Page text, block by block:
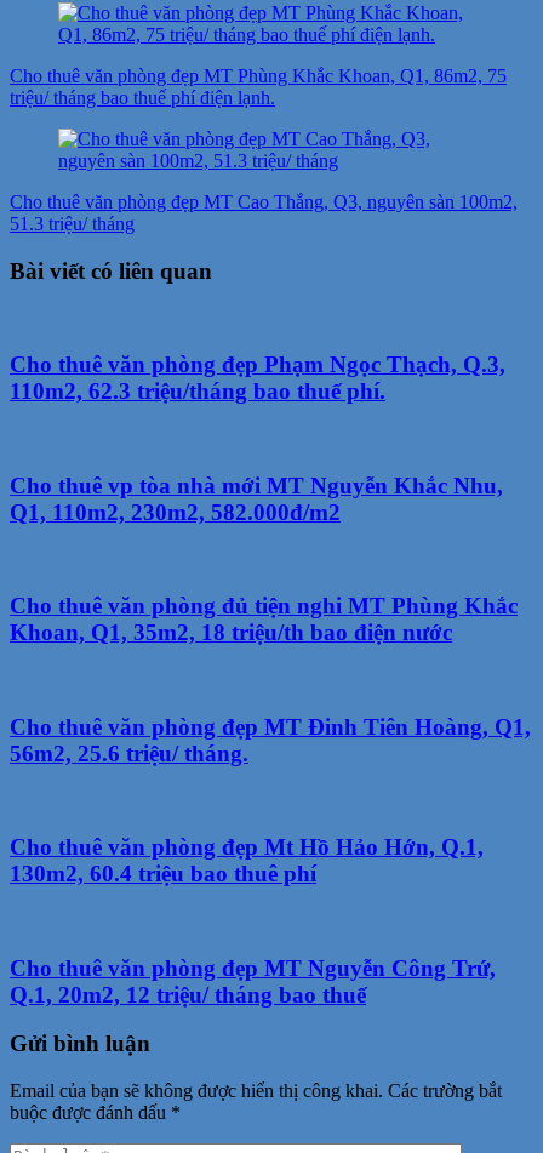
Điều
hướng
bài
viết
Cho thuê văn phòng đẹp MT Phùng Khắc Khoan, Q1, 86m2, 75
triệu/ tháng bao thuế phí điện lạnh.
Cho thuê văn phòng đẹp MT Cao Thắng, Q3, nguyên sàn 100m2,
51.3 triệu/ tháng
Bài viết có liên quan
Cho thuê văn phòng đẹp Phạm Ngọc Thạch, Q.3,
110m2, 62.3 triệu/tháng bao thuế phí.
Cho thuê vp tòa nhà mới MT Nguyễn Khắc Nhu,
Q1, 110m2, 230m2, 582.000đ/m2
Cho thuê văn phòng đủ tiện nghi MT Phùng Khắc
Khoan, Q1, 35m2, 18 triệu/th bao điện nước
Cho thuê văn phòng đẹp MT Đinh Tiên Hoàng, Q1,
56m2, 25.6 triệu/ tháng.
Cho thuê văn phòng đẹp Mt Hồ Hảo Hớn, Q.1,
130m2, 60.4 triệu bao thuê phí
Cho thuê văn phòng đẹp MT Nguyễn Công Trứ,
Q.1, 20m2, 12 triệu/ tháng bao thuế
Gửi bình luận
Email của bạn sẽ không được hiển thị công khai. Các trường bắt
buộc được đánh dấu *